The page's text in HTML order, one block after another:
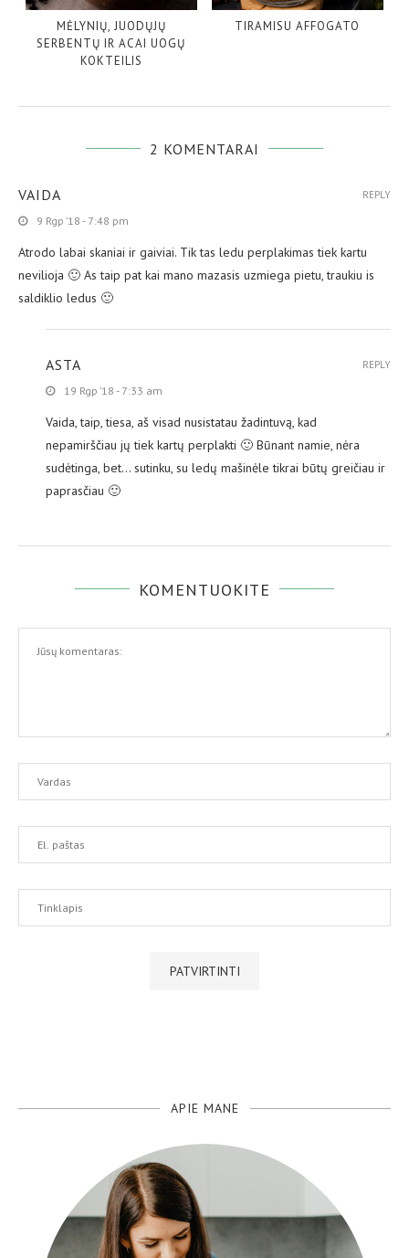
MĖLYNIŲ, JUODŲJŲ
SERBENTŲ IR ACAI UOGŲ
KOKTEILIS
TIRAMISU AFFOGATO
2 KOMENTARAI
VAIDA
9 Rgp ’18 - 7:48 pm
Atrodo labai skaniai ir gaiviai. Tik tas ledu perplakimas tiek kartu
nevilioja 🙂 As taip pat kai mano mazasis uzmiega pietu, traukiu is
saldiklio ledus 🙂
REPLY
ASTA
19 Rgp ’18 - 7:33 am
Vaida, taip, tiesa, aš visad nusistatau žadintuvą, kad
nepamirščiau jų tiek kartų perplakti 🙂 Būnant namie, nėra
sudėtinga, bet… sutinku, su ledų mašinėle tikrai būtų greičiau ir
paprasčiau 🙂
REPLY
KOMENTUOKITE
APIE MANE